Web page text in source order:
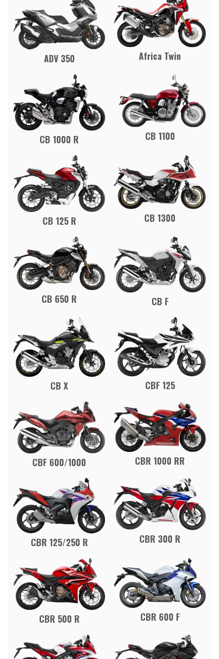
ADV 350 Africa Twin
CB 1000 R CB 1100
CB 125 R CB 1300
CB 650 R CB F
CB X CBF 125
CBF 600/1000 CBR 1000 RR
CBR 125/250 R CBR 300 R
CBR 500 R CBR 600 F